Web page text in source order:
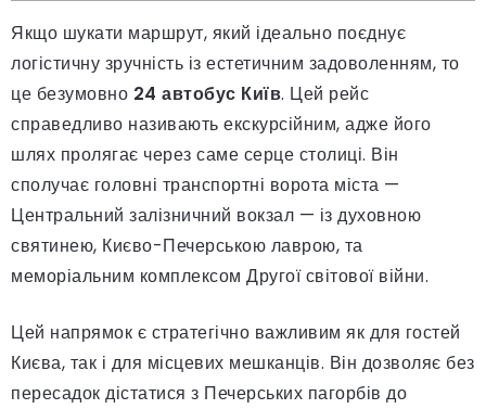
Якщо шукати маршрут, який ідеально поєднує
логістичну зручність із естетичним задоволенням, то
це безумовно 24 автобус Київ. Цей рейс
справедливо називають екскурсійним, адже його
шлях пролягає через саме серце столиці. Він
сполучає головні транспортні ворота міста —
Центральний залізничний вокзал — із духовною
святинею, Києво-Печерською лаврою, та
меморіальним комплексом Другої світової війни.
Цей напрямок є стратегічно важливим як для гостей
Києва, так і для місцевих мешканців. Він дозволяє без
пересадок дістатися з Печерських пагорбів до